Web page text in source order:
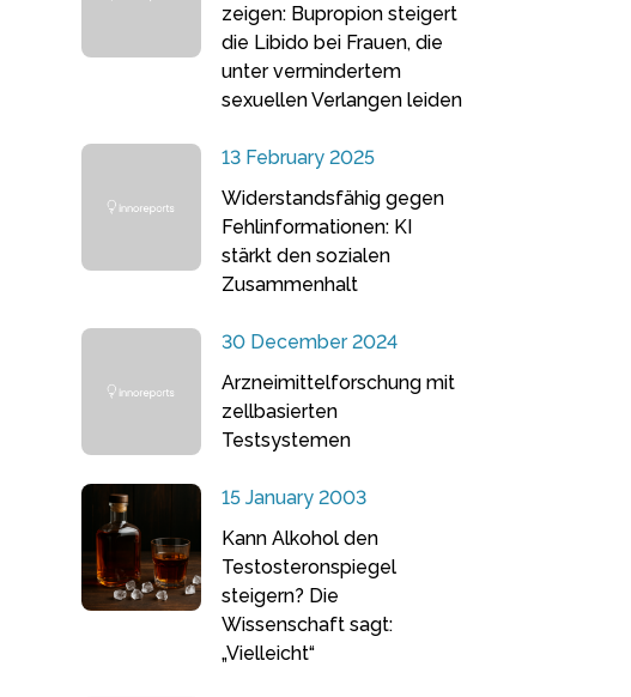
zeigen: Bupropion steigert
die Libido bei Frauen, die
unter vermindertem
sexuellen Verlangen leiden
13 February 2025
Widerstandsfähig gegen
Fehlinformationen: KI
stärkt den sozialen
Zusammenhalt
30 December 2024
Arzneimittelforschung mit
zellbasierten
Testsystemen
15 January 2003
Kann Alkohol den
Testosteronspiegel
steigern? Die
Wissenschaft sagt:
„Vielleicht“